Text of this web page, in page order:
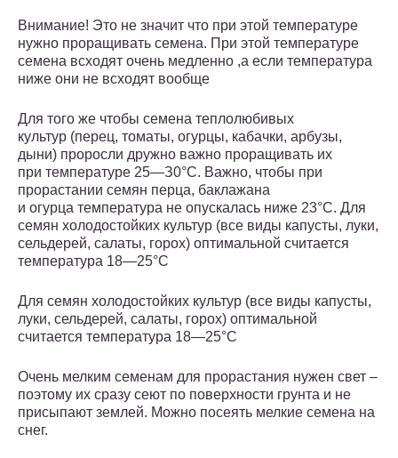
Внимание! Это не значит что при этой температуре
нужно проращивать семена. При этой температуре
семена всходят очень медленно ,а если температура
ниже они не всходят вообще
Для того же чтобы семена теплолюбивых
культур (перец, томаты, огурцы, кабачки, арбузы,
дыни) проросли дружно важно проращивать их
при температуре 25—З0°С. Важно, чтобы при
прорастании семян перца, баклажана
и огурца температура не опускалась ниже 23°С. Для
семян холодостойких культур (все виды капусты, луки,
сельдерей, салаты, горох) оптимальной считается
температура 18—25°С
Для семян холодостойких культур (все виды капусты,
луки, сельдерей, салаты, горох) оптимальной
считается температура 18—25°С
Очень мелким семенам для прорастания нужен свет –
поэтому их сразу сеют по поверхности грунта и не
присыпают землей. Можно посеять мелкие семена на
снег.